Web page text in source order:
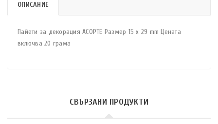
ОПИСАНИЕ
Пайети за декорация АСОРТЕ Размер 15 x 29 mm Цената
включва 20 грама
СВЪРЗАНИ ПРОДУКТИ